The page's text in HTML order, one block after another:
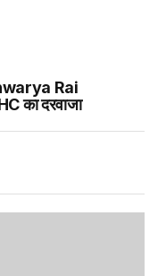
Rai
का दरवाजा